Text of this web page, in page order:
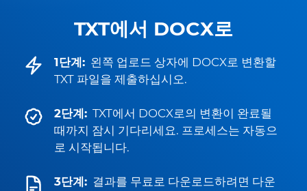
TXT에서 DOCX로
1단계: 왼쪽 업로드 상자에 DOCX로 변환할
TXT 파일을 제출하십시오.
2단계: TXT에서 DOCX로의 변환이 완료될
때까지 잠시 기다리세요. 프로세스는 자동으
로 시작됩니다.
3단계: 결과를 무료로 다운로드하려면 다운